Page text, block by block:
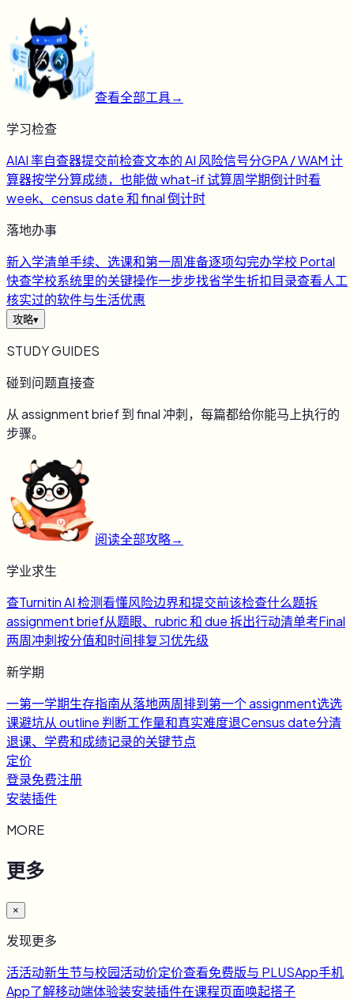
查看全部工具→
学习检查
AIAI 率自查器提交前检查文本的 AI 风险信号分GPA / WAM 计
算器按学分算成绩，也能做 what-if 试算周学期倒计时看
week、census date 和 final 倒计时
落地办事
新入学清单手续、选课和第一周准备逐项勾完办学校 Portal
快查学校系统里的关键操作一步步找省学生折扣目录查看人工
核实过的软件与生活优惠
攻略▾
STUDY GUIDES
碰到问题直接查
从 assignment brief 到 final 冲刺，每篇都给你能马上执行的
步骤。
阅读全部攻略→
学业求生
查Turnitin AI 检测看懂风险边界和提交前该检查什么题拆
assignment brief从题眼、rubric 和 due 拆出行动清单考Final
两周冲刺按分值和时间排复习优先级
新学期
一第一学期生存指南从落地两周排到第一个 assignment选选
课避坑从 outline 判断工作量和真实难度退Census date分清
退课、学费和成绩记录的关键节点
定价
登录免费注册
安装插件
MORE
更多
×
发现更多
活活动新生节与校园活动价定价查看免费版与 PLUSApp手机
App了解移动端体验装安装插件在课程页面唤起搭子